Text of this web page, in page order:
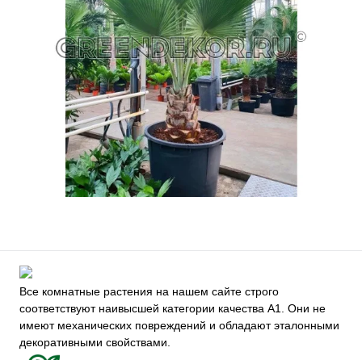
Все комнатные растения на нашем сайте строго
соответствуют наивысшей категории качества А1. Они не
имеют механических повреждений и обладают эталонными
декоративными свойствами.